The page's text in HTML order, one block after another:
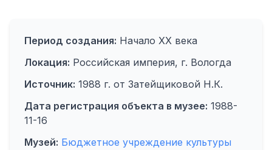
Период создания: Начало XX века
Локация: Российская империя, г. Вологда
Источник: 1988 г. от Затейщиковой Н.К.
Дата регистрация объекта в музее: 1988-
11-16
Музей: Бюджетное учреждение культуры